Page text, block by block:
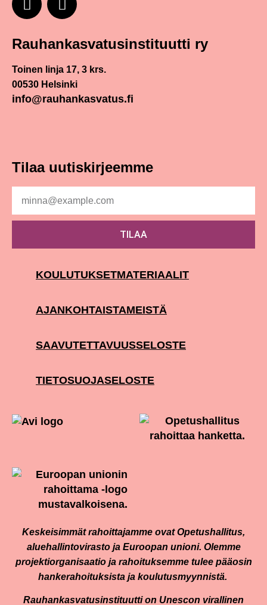
Rauhankasvatus­instituutti ry
Toinen linja 17, 3 krs.
00530 Helsinki
info@rauhankasvatus.fi
Tilaa uutiskirjeemme
TILAA
KOULUTUKSETMATERIAALIT
AJANKOHTAISTAMEISTÄ
SAAVUTETTAVUUSSELOSTE
TIETOSUOJASELOSTE
Keskeisimmät rahoittajamme ovat Opetushallitus,
aluehallintovirasto ja Euroopan unioni. Olemme
projektiorganisaatio ja rahoituksemme tulee pääosin
hankerahoituksista ja koulutusmyynnistä.
Rauhankasvatusinstituutti on Unescon virallinen